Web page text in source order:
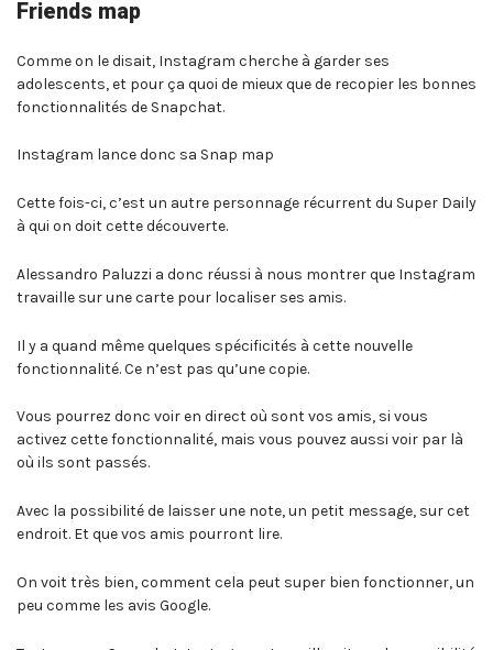
Friends map
Comme on le disait, Instagram cherche à garder ses
adolescents, et pour ça quoi de mieux que de recopier les bonnes
fonctionnalités de Snapchat.
Instagram lance donc sa Snap map
Cette fois-ci, c’est un autre personnage récurrent du Super Daily
à qui on doit cette découverte.
Alessandro Paluzzi a donc réussi à nous montrer que Instagram
travaille sur une carte pour localiser ses amis.
Il y a quand même quelques spécificités à cette nouvelle
fonctionnalité. Ce n’est pas qu’une copie.
Vous pourrez donc voir en direct où sont vos amis, si vous
activez cette fonctionnalité, mais vous pouvez aussi voir par là
où ils sont passés.
Avec la possibilité de laisser une note, un petit message, sur cet
endroit. Et que vos amis pourront lire.
On voit très bien, comment cela peut super bien fonctionner, un
peu comme les avis Google.